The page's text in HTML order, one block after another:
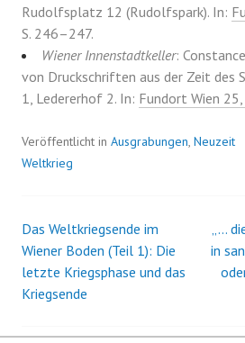
Rudolfsplatz 12 (Rudolfspark). In:
S. 246–247.
Wiener Innenstadtkeller:
von Druckschriften aus der Zeit des
1, Ledererhof 2. In: Fundort Wien 25,
Veröffentlicht in Ausgrabungen, Neuzeit
Weltkrieg
Beitrags-
Navigation
Das Weltkriegsende im
Wiener Boden (Teil 1): Die
letzte Kriegsphase und das
Kriegsende
„…
in